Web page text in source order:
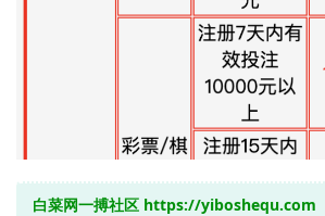
白菜网一搏社区 https://yiboshequ.com